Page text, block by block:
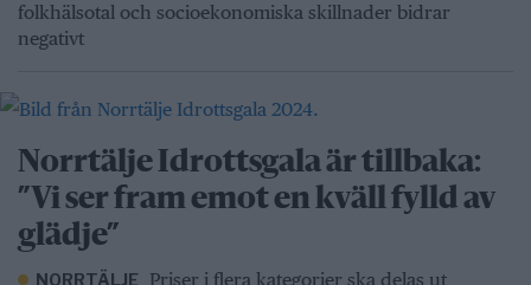
folkhälsotal och socioekonomiska skillnader bidrar
negativt
Norrtälje Idrottsgala är tillbaka:
”Vi ser fram emot en kväll fylld av
glädje”
NORRTÄLJE Priser i flera kategorier ska delas ut